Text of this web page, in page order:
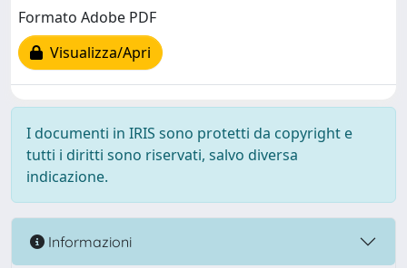
Formato Adobe PDF
Visualizza/Apri
I documenti in IRIS sono protetti da copyright e
tutti i diritti sono riservati, salvo diversa
indicazione.
Informazioni